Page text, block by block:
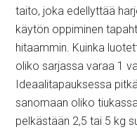
taito, joka edellyttää
käytön oppiminen
hitaammin. Kuinka
oliko sarjassa varaa 1
Ideaalitapauksessa
sanomaan oliko
pelkästään 2,5 tai 5 kg